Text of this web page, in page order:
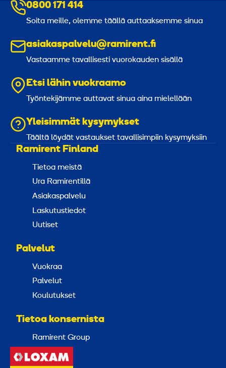
0800 171 414
Soita meille, olemme täällä auttaaksemme sinua
asiakaspalvelu@ramirent.fi
Vastaamme tavallisesti vuorokauden sisällä
Etsi lähin vuokraamo
Työntekijämme auttavat sinua aina mielellään
Yleisimmät kysymykset
Täältä löydät vastaukset tavallisimpiin kysymyksiin
Ramirent Finland
Tietoa meistä
Ura Ramirentillä
Asiakaspalvelu
Laskutustiedot
Uutiset
Palvelut
Vuokraa
Palvelut
Koulutukset
Tietoa konsernista
Ramirent Group